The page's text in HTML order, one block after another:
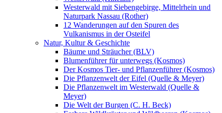
Westerwald mit Siebengebirge, Mittelrhein und
Naturpark Nassau (Rother)
12 Wanderungen auf den Spuren des
Vulkanismus in der Osteifel
Natur, Kultur & Geschichte
Bäume und Sträucher (BLV)
Blumenführer für unterwegs (Kosmos)
Der Kosmos Tier- und Pflanzenführer (Kosmos)
Die Pflanzenwelt der Eifel (Quelle & Meyer)
Die Pflanzenwelt im Westerwald (Quelle &
Meyer)
Die Welt der Burgen (C. H. Beck)